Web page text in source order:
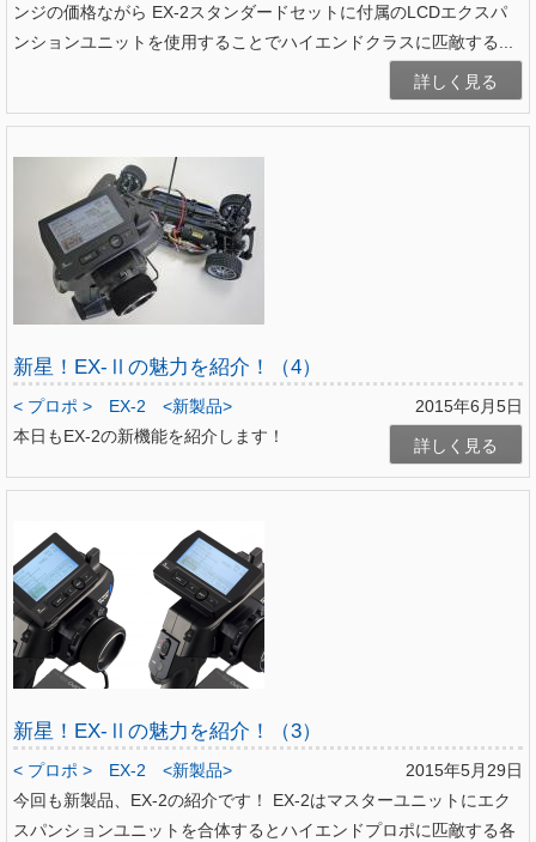
ンジの価格ながら EX-2スタンダードセットに付属のLCDエクスパ
ンションユニットを使用することでハイエンドクラスに匹敵する...
詳しく見る
新星！EX-Ⅱの魅力を紹介！（4）
2015年6月5日
< プロポ > EX-2
<新製品>
本日もEX-2の新機能を紹介します！
詳しく見る
新星！EX-Ⅱの魅力を紹介！（3）
2015年5月29日
< プロポ > EX-2
<新製品>
今回も新製品、EX-2の紹介です！ EX-2はマスターユニットにエク
スパンションユニットを合体するとハイエンドプロポに匹敵する各